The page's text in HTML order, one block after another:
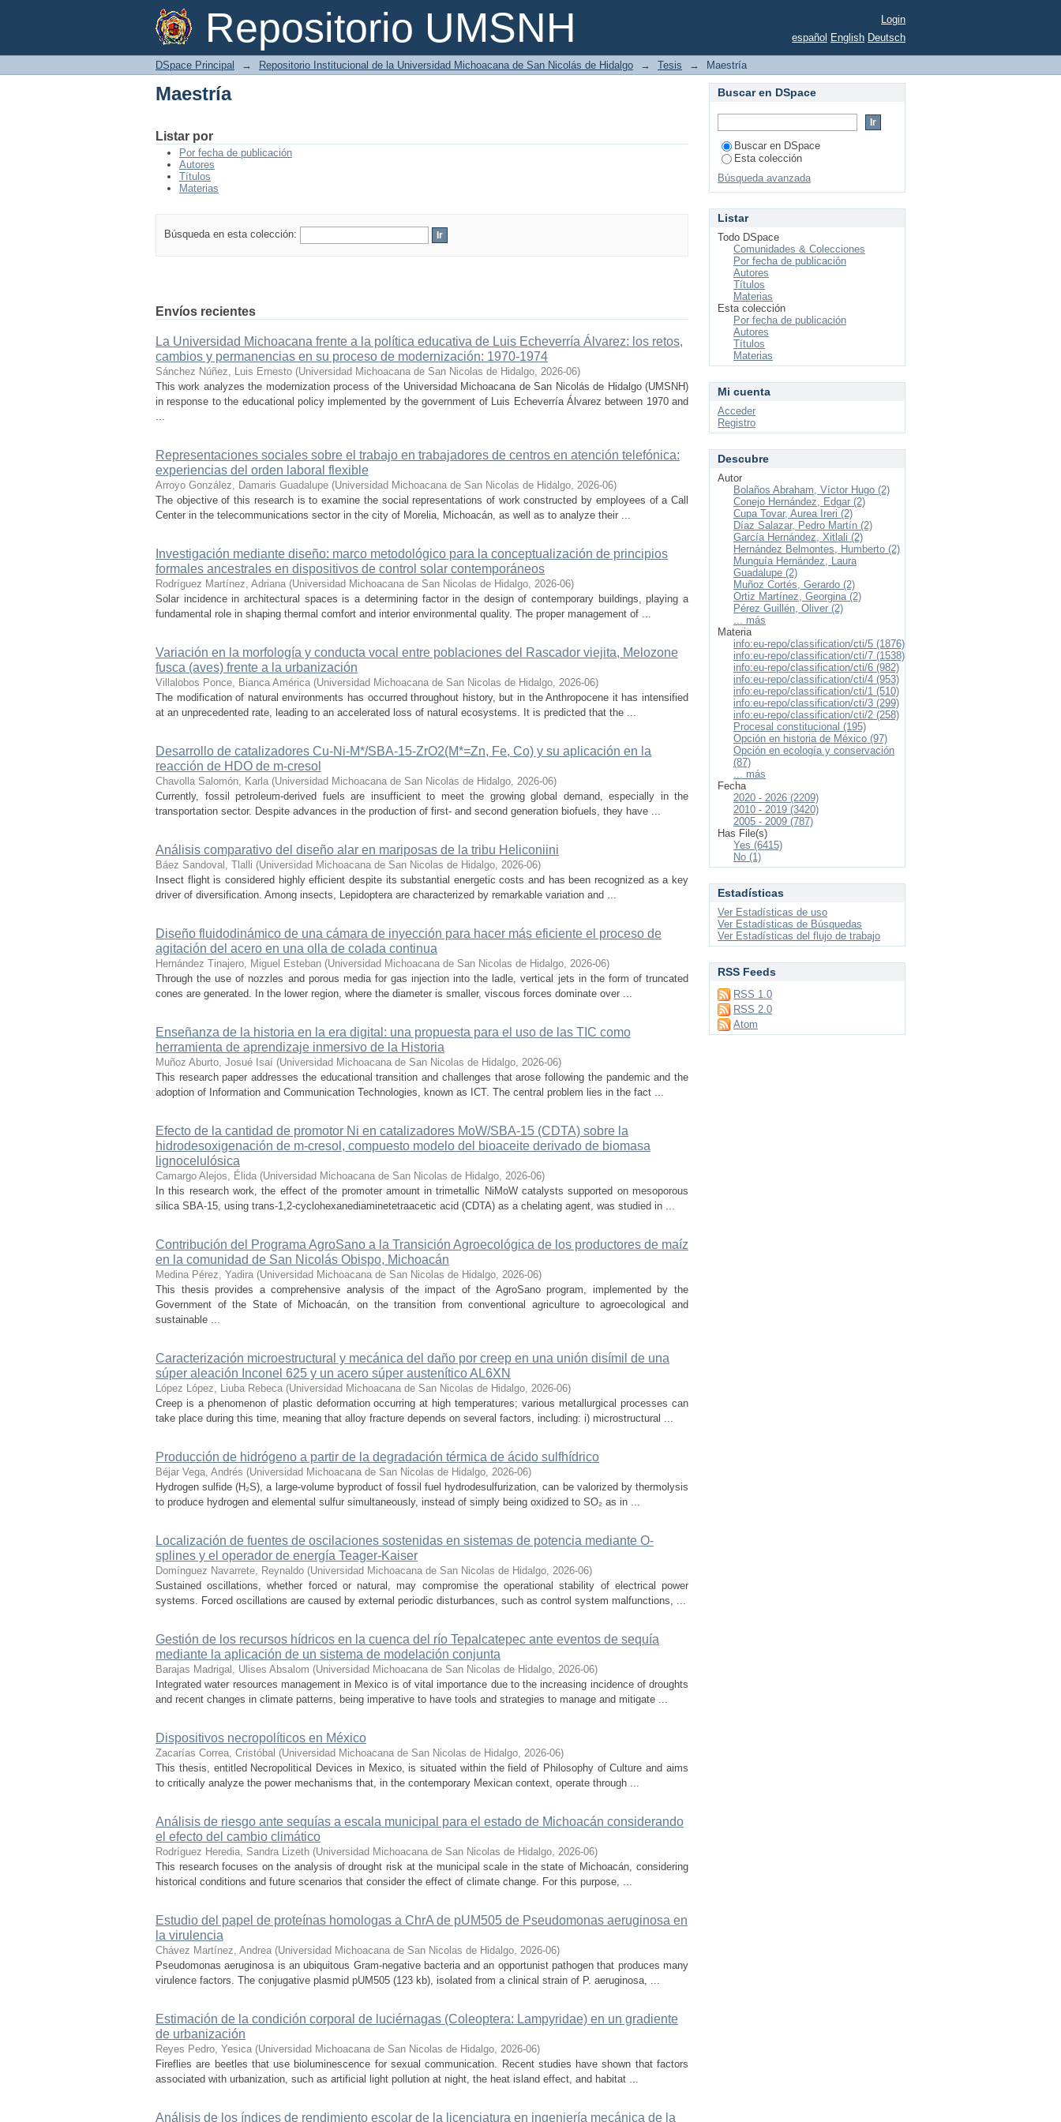
Repositorio UMSNH
Maestría
Login
español English Deutsch
DSpace Principal → Repositorio Institucional de la Universidad Michoacana de San Nicolás de Hidalgo → Tesis → Maestría
Maestría
Listar por
Por fecha de publicación
Autores
Títulos
Materias
Búsqueda en esta colección:
Envíos recientes
La Universidad Michoacana frente a la política educativa de Luis Echeverría Álvarez: los retos,
cambios y permanencias en su proceso de modernización: 1970-1974
Sánchez Núñez, Luis Ernesto (Universidad Michoacana de San Nicolas de Hidalgo, 2026-06)
This work analyzes the modernization process of the Universidad Michoacana de San Nicolás de Hidalgo (UMSNH)
in response to the educational policy implemented by the government of Luis Echeverría Álvarez between 1970 and
...
Representaciones sociales sobre el trabajo en trabajadores de centros en atención telefónica:
experiencias del orden laboral flexible
Arroyo González, Damaris Guadalupe (Universidad Michoacana de San Nicolas de Hidalgo, 2026-06)
The objective of this research is to examine the social representations of work constructed by employees of a Call
Center in the telecommunications sector in the city of Morelia, Michoacán, as well as to analyze their ...
Investigación mediante diseño: marco metodológico para la conceptualización de principios
formales ancestrales en dispositivos de control solar contemporáneos
Rodríguez Martínez, Adriana (Universidad Michoacana de San Nicolas de Hidalgo, 2026-06)
Solar incidence in architectural spaces is a determining factor in the design of contemporary buildings, playing a
fundamental role in shaping thermal comfort and interior environmental quality. The proper management of ...
Variación en la morfología y conducta vocal entre poblaciones del Rascador viejita, Melozone
fusca (aves) frente a la urbanización
Villalobos Ponce, Bianca América (Universidad Michoacana de San Nicolas de Hidalgo, 2026-06)
The modification of natural environments has occurred throughout history, but in the Anthropocene it has intensified
at an unprecedented rate, leading to an accelerated loss of natural ecosystems. It is predicted that the ...
Desarrollo de catalizadores Cu-Ni-M*/SBA-15-ZrO2(M*=Zn, Fe, Co) y su aplicación en la
reacción de HDO de m-cresol
Chavolla Salomón, Karla (Universidad Michoacana de San Nicolas de Hidalgo, 2026-06)
Currently, fossil petroleum-derived fuels are insufficient to meet the growing global demand, especially in the
transportation sector. Despite advances in the production of first- and second generation biofuels, they have ...
Análisis comparativo del diseño alar en mariposas de la tribu Heliconiini
Báez Sandoval, Tlalli (Universidad Michoacana de San Nicolas de Hidalgo, 2026-06)
Insect flight is considered highly efficient despite its substantial energetic costs and has been recognized as a key
driver of diversification. Among insects, Lepidoptera are characterized by remarkable variation and ...
Diseño fluidodinámico de una cámara de inyección para hacer más eficiente el proceso de
agitación del acero en una olla de colada continua
Hernández Tinajero, Miguel Esteban (Universidad Michoacana de San Nicolas de Hidalgo, 2026-06)
Through the use of nozzles and porous media for gas injection into the ladle, vertical jets in the form of truncated
cones are generated. In the lower region, where the diameter is smaller, viscous forces dominate over ...
Enseñanza de la historia en la era digital: una propuesta para el uso de las TIC como
herramienta de aprendizaje inmersivo de la Historia
Muñoz Aburto, Josué Isaí (Universidad Michoacana de San Nicolas de Hidalgo, 2026-06)
This research paper addresses the educational transition and challenges that arose following the pandemic and the
adoption of Information and Communication Technologies, known as ICT. The central problem lies in the fact ...
Efecto de la cantidad de promotor Ni en catalizadores MoW/SBA-15 (CDTA) sobre la
hidrodesoxigenación de m-cresol, compuesto modelo del bioaceite derivado de biomasa
lignocelulósica
Camargo Alejos, Élida (Universidad Michoacana de San Nicolas de Hidalgo, 2026-06)
In this research work, the effect of the promoter amount in trimetallic NiMoW catalysts supported on mesoporous
silica SBA-15, using trans-1,2-cyclohexanediaminetetraacetic acid (CDTA) as a chelating agent, was studied in ...
Contribución del Programa AgroSano a la Transición Agroecológica de los productores de maíz
en la comunidad de San Nicolás Obispo, Michoacán
Medina Pérez, Yadira (Universidad Michoacana de San Nicolas de Hidalgo, 2026-06)
This thesis provides a comprehensive analysis of the impact of the AgroSano program, implemented by the
Government of the State of Michoacán, on the transition from conventional agriculture to agroecological and
sustainable ...
Caracterización microestructural y mecánica del daño por creep en una unión disímil de una
súper aleación Inconel 625 y un acero súper austenítico AL6XN
López López, Liuba Rebeca (Universidad Michoacana de San Nicolas de Hidalgo, 2026-06)
Creep is a phenomenon of plastic deformation occurring at high temperatures; various metallurgical processes can
take place during this time, meaning that alloy fracture depends on several factors, including: i) microstructural ...
Producción de hidrógeno a partir de la degradación térmica de ácido sulfhídrico
Béjar Vega, Andrés (Universidad Michoacana de San Nicolas de Hidalgo, 2026-06)
Hydrogen sulfide (H₂S), a large-volume byproduct of fossil fuel hydrodesulfurization, can be valorized by thermolysis
to produce hydrogen and elemental sulfur simultaneously, instead of simply being oxidized to SO₂ as in ...
Localización de fuentes de oscilaciones sostenidas en sistemas de potencia mediante O-
splines y el operador de energía Teager-Kaiser
Domínguez Navarrete, Reynaldo (Universidad Michoacana de San Nicolas de Hidalgo, 2026-06)
Sustained oscillations, whether forced or natural, may compromise the operational stability of electrical power
systems. Forced oscillations are caused by external periodic disturbances, such as control system malfunctions, ...
Gestión de los recursos hídricos en la cuenca del río Tepalcatepec ante eventos de sequía
mediante la aplicación de un sistema de modelación conjunta
Barajas Madrigal, Ulises Absalom (Universidad Michoacana de San Nicolas de Hidalgo, 2026-06)
Integrated water resources management in Mexico is of vital importance due to the increasing incidence of droughts
and recent changes in climate patterns, being imperative to have tools and strategies to manage and mitigate ...
Dispositivos necropolíticos en México
Zacarías Correa, Cristóbal (Universidad Michoacana de San Nicolas de Hidalgo, 2026-06)
This thesis, entitled Necropolitical Devices in Mexico, is situated within the field of Philosophy of Culture and aims
to critically analyze the power mechanisms that, in the contemporary Mexican context, operate through ...
Análisis de riesgo ante sequías a escala municipal para el estado de Michoacán considerando
el efecto del cambio climático
Rodríguez Heredia, Sandra Lizeth (Universidad Michoacana de San Nicolas de Hidalgo, 2026-06)
This research focuses on the analysis of drought risk at the municipal scale in the state of Michoacán, considering
historical conditions and future scenarios that consider the effect of climate change. For this purpose, ...
Estudio del papel de proteínas homologas a ChrA de pUM505 de Pseudomonas aeruginosa en
la virulencia
Chávez Martínez, Andrea (Universidad Michoacana de San Nicolas de Hidalgo, 2026-06)
Pseudomonas aeruginosa is an ubiquitous Gram-negative bacteria and an opportunist pathogen that produces many
virulence factors. The conjugative plasmid pUM505 (123 kb), isolated from a clinical strain of P. aeruginosa, ...
Estimación de la condición corporal de luciérnagas (Coleoptera: Lampyridae) en un gradiente
de urbanización
Reyes Pedro, Yesica (Universidad Michoacana de San Nicolas de Hidalgo, 2026-06)
Fireflies are beetles that use bioluminescence for sexual communication. Recent studies have shown that factors
associated with urbanization, such as artificial light pollution at night, the heat island effect, and habitat ...
Análisis de los índices de rendimiento escolar de la licenciatura en ingeniería mecánica de la
Buscar en DSpace
Buscar en DSpace
Esta colección
Búsqueda avanzada
Listar
Todo DSpace
Comunidades & Colecciones
Por fecha de publicación
Autores
Títulos
Materias
Esta colección
Por fecha de publicación
Autores
Títulos
Materias
Mi cuenta
Acceder
Registro
Descubre
Autor
Bolaños Abraham, Víctor Hugo (2)
Conejo Hernández, Edgar (2)
Cupa Tovar, Aurea Ireri (2)
Díaz Salazar, Pedro Martín (2)
García Hernández, Xitlali (2)
Hernández Belmontes, Humberto (2)
Munguía Hernández, Laura
Guadalupe (2)
Muñoz Cortés, Gerardo (2)
Ortiz Martínez, Georgina (2)
Pérez Guillén, Oliver (2)
... más
Materia
info:eu-repo/classification/cti/5 (1876)
info:eu-repo/classification/cti/7 (1538)
info:eu-repo/classification/cti/6 (982)
info:eu-repo/classification/cti/4 (953)
info:eu-repo/classification/cti/1 (510)
info:eu-repo/classification/cti/3 (299)
info:eu-repo/classification/cti/2 (258)
Procesal constitucional (195)
Opción en historia de México (97)
Opción en ecología y conservación
(87)
... más
Fecha
2020 - 2026 (2209)
2010 - 2019 (3420)
2005 - 2009 (787)
Has File(s)
Yes (6415)
No (1)
Estadísticas
Ver Estadísticas de uso
Ver Estadísticas de Búsquedas
Ver Estadísticas del flujo de trabajo
RSS Feeds
RSS 1.0
RSS 2.0
Atom